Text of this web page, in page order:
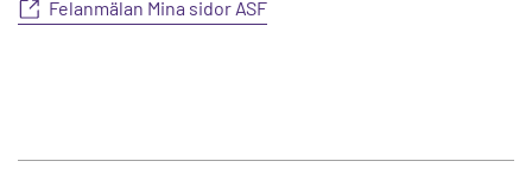
Felanmälan Mina sidor ASF